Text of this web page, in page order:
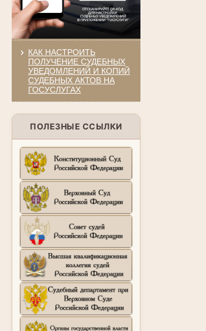
КАК НАСТРОИТЬ
ПОЛУЧЕНИЕ СУДЕБНЫХ
УВЕДОМЛЕНИЙ И КОПИЙ
СУДЕБНЫХ АКТОВ НА
ГОСУСЛУГАХ
ПОЛЕЗНЫЕ ССЫЛКИ